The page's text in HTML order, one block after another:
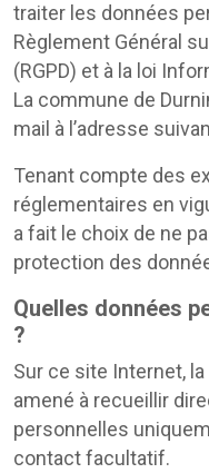
traiter les données
Règlement Général
(RGPD) et à la loi
La commune de
mail à l’adresse
Tenant compte des
réglementaires en
a fait le choix de ne
protection des
Quelles données
?
Sur ce site Internet,
amené à recueillir
personnelles
contact facultatif.